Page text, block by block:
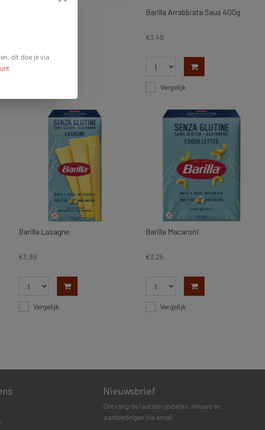
Barilla Arrabbiata Saus 400g
€3,49
Vergelijk
Barilla Lasagne
€3,99
Vergelijk
Barilla Macaroni
€3,25
Vergelijk
Nieuwsbrief
Ontvang de laatste updates, nieuws en
aanbiedingen via email
dit doe je via